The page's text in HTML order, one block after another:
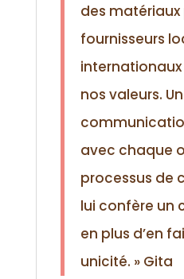
des
fournisseurs
nos valeurs.
avec chaque
processus de
lui confère un
en plus d’en
unicité. » Gita